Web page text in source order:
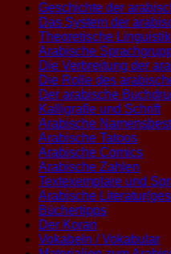
Geschichte der
Das System der
Theoretische
Arabische
Die Verbreitung der
Die Rolle des
Der arabische
Kalligrafie und Schrift
Arabische
Arabische Tatoos
Arabische Comics
Arabische Zahlen
Textexemplare und
Arabische
Büchertipps
Der Koran
Vokabeln / Vokabular